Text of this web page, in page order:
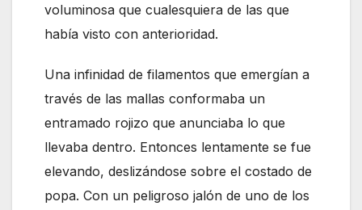
voluminosa que cualesquiera de las que
había visto con anterioridad.
Una infinidad de filamentos que emergían a
través de las mallas conformaba un
entramado rojizo que anunciaba lo que
llevaba dentro. Entonces lentamente se fue
elevando, deslizándose sobre el costado de
popa. Con un peligroso jalón de uno de los